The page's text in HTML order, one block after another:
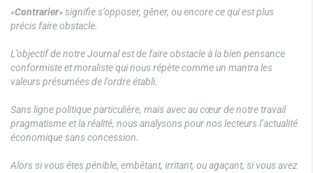
«Contrarier» signifie s’opposer, gêner, ou encore ce qui est plus
précis faire obstacle.
L’objectif de notre Journal est de faire obstacle à la bien pensance
conformiste et moraliste qui nous répète comme un mantra les
valeurs présumées de l’ordre établi.
Sans ligne politique particulière, mais avec au cœur de notre travail
pragmatisme et la réalité, nous analysons pour nos lecteurs l’actualité
économique sans concession.
Alors si vous êtes pénible, embêtant, irritant, ou agaçant, si vous avez